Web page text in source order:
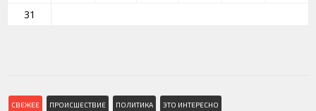
31
СВЕЖЕЕ ПРОИСШЕСТВИЕ ПОЛИТИКА ЭТО ИНТЕРЕСНО